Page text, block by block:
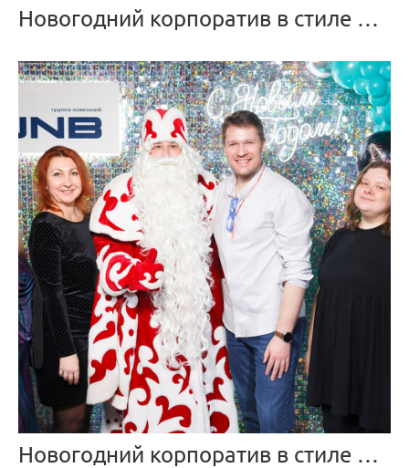
Новогодний корпоратив в стиле Адская кухня — Адский Граф
Новогодний корпоратив в стиле Неоновая вечеринка